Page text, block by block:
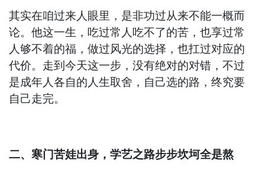
其实在咱过来人眼里，是非功过从来不能一概而
论。他这一生，吃过常人吃不了的苦，也享过常
人够不着的福，做过风光的选择，也扛过对应的
代价。走到今天这一步，没有绝对的对错，不过
是成年人各自的人生取舍，自己选的路，终究要
自己走完。
二、寒门苦娃出身，学艺之路步步坎坷全是熬